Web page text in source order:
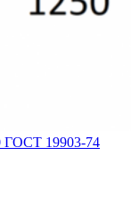
ГОСТ 19903-74